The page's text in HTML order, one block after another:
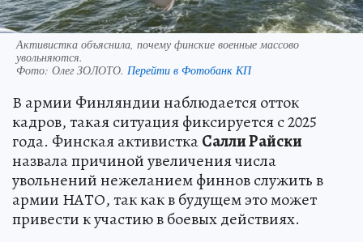
Активистка объяснила, почему финские военные массово
увольняются.
Фото: Олег ЗОЛОТО. Перейти в Фотобанк КП
В армии Финляндии наблюдается отток
кадров, такая ситуация фиксируется с 2025
года. Финская активисткаСалли Райски
назвала причиной увеличения числа
увольнений нежеланием финнов служить в
армии НАТО, так как в будущем это может
привести к участию в боевых действиях.